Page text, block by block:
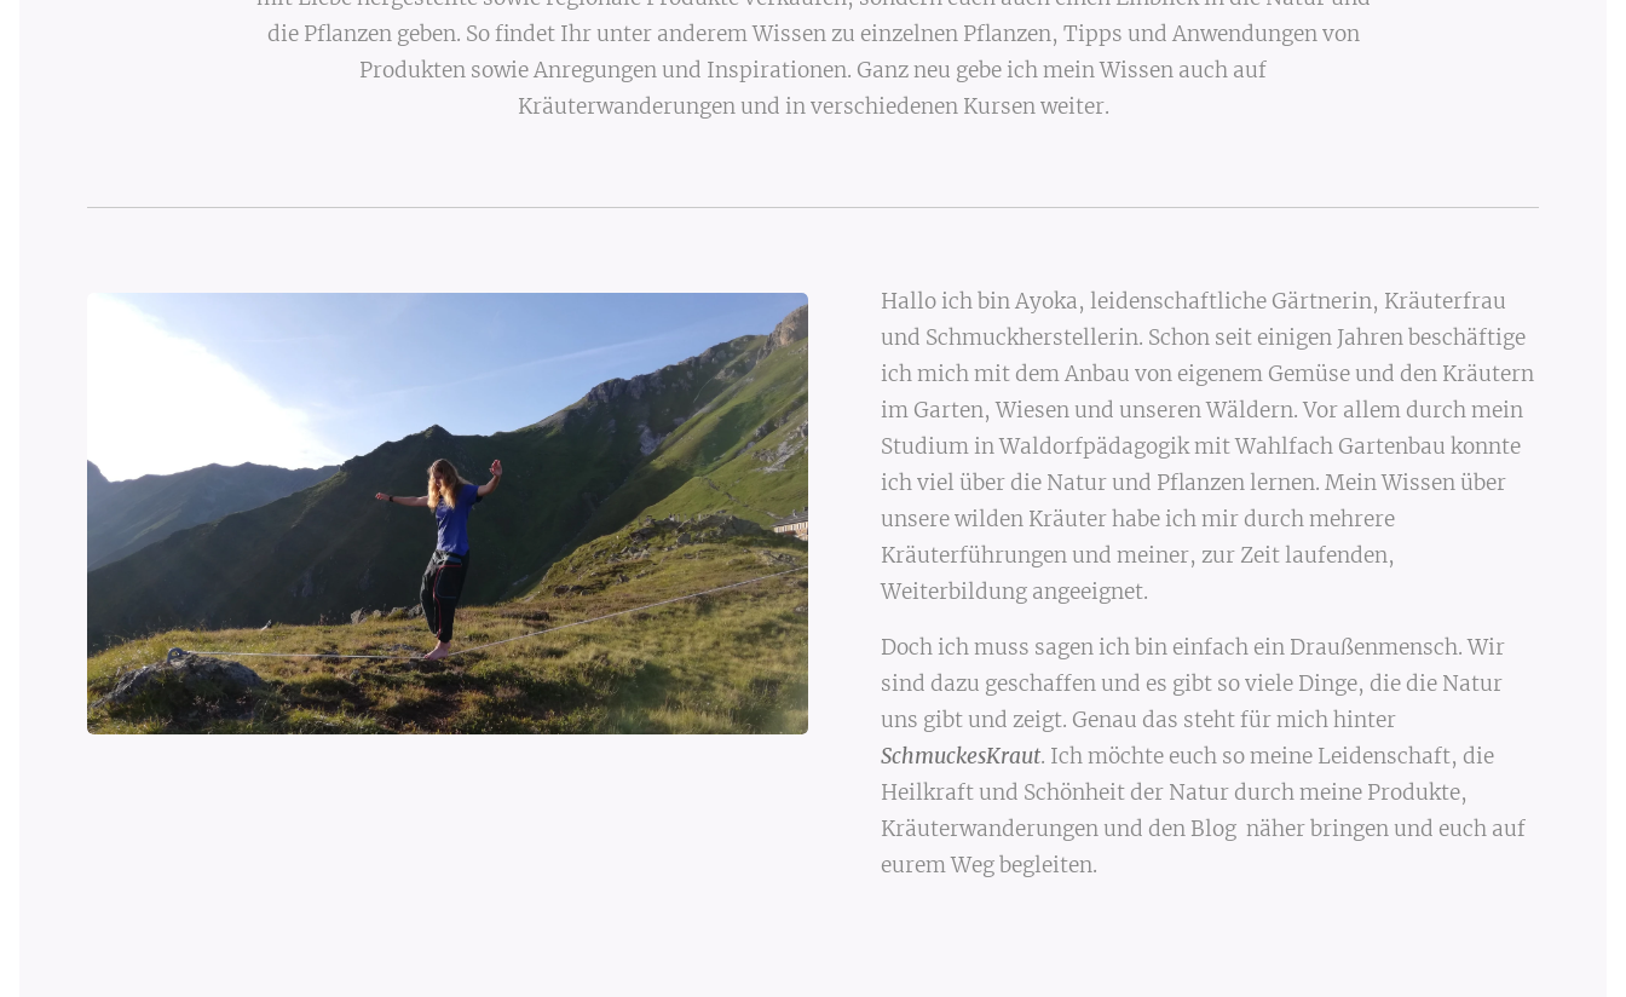
die Pflanzen geben. So findet Ihr unter anderem Wissen zu einzelnen Pflanzen, Tipps und Anwendungen von
Produkten sowie Anregungen und Inspirationen. Ganz neu gebe ich mein Wissen auch auf
Kräuterwanderungen und in verschiedenen Kursen weiter.
Hallo ich bin Ayoka, leidenschaftliche Gärtnerin, Kräuterfrau
und Schmuckherstellerin. Schon seit einigen Jahren beschäftige
ich mich mit dem Anbau von eigenem Gemüse und den Kräutern
im Garten, Wiesen und unseren Wäldern. Vor allem durch mein
Studium in Waldorfpädagogik mit Wahlfach Gartenbau konnte
ich viel über die Natur und Pflanzen lernen. Mein Wissen über
unsere wilden Kräuter habe ich mir durch mehrere
Kräuterführungen und meiner, zur Zeit laufenden,
Weiterbildung angeeignet.
Doch ich muss sagen ich bin einfach ein Draußenmensch. Wir
sind dazu geschaffen und es gibt so viele Dinge, die die Natur
uns gibt und zeigt. Genau das steht für mich hinter
SchmuckesKraut. Ich möchte euch so meine Leidenschaft, die
Heilkraft und Schönheit der Natur durch meine Produkte,
Kräuterwanderungen und den Blog näher bringen und euch auf
eurem Weg begleiten.